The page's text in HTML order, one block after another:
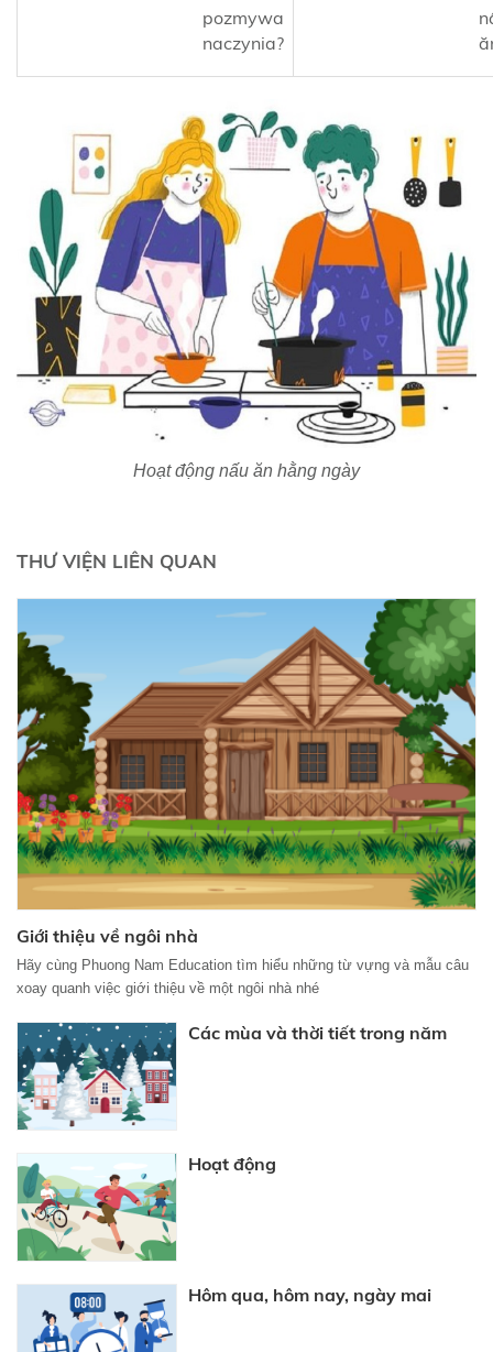
pozmywa
naczynia?
Hoạt động nấu ăn hằng ngày
THƯ VIỆN LIÊN QUAN
Giới thiệu về ngôi nhà
Hãy cùng Phuong Nam Education tìm hiểu những từ vựng và mẫu câu
xoay quanh việc giới thiệu về một ngôi nhà nhé
Các mùa và thời tiết trong năm
Hoạt động
Hôm qua, hôm nay, ngày mai